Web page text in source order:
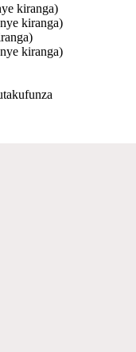
kiranga)
kiranga)
kiranga)